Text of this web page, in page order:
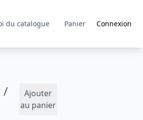
du catalogue Panier Connexion
/
Ajouter
au panier